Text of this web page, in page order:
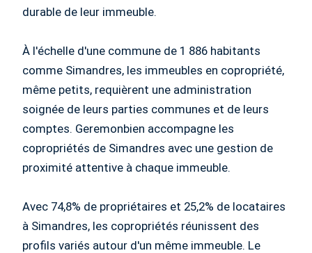
durable de leur immeuble.
À l'échelle d'une commune de 1 886 habitants
comme Simandres, les immeubles en copropriété,
même petits, requièrent une administration
soignée de leurs parties communes et de leurs
comptes. Geremonbien accompagne les
copropriétés de Simandres avec une gestion de
proximité attentive à chaque immeuble.
Avec 74,8% de propriétaires et 25,2% de locataires
à Simandres, les copropriétés réunissent des
profils variés autour d'un même immeuble. Le